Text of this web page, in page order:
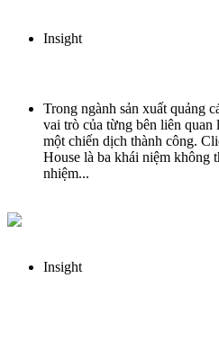
Insight
Trong ngành sản xuất quảng
vai trò của từng bên liên quan
một chiến dịch thành công.
House là ba khái niệm không
nhiệm...
Insight